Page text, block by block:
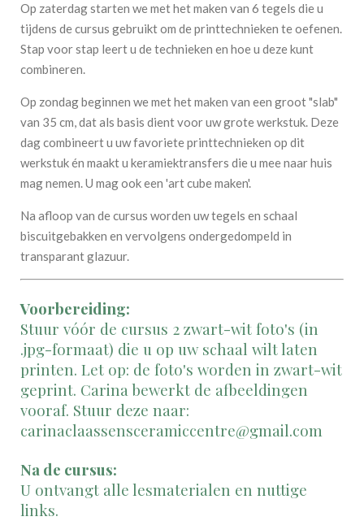
Op zaterdag starten we met het maken van 6 tegels die u
tijdens de cursus gebruikt om de printtechnieken te oefenen.
Stap voor stap leert u de technieken en hoe u deze kunt
combineren.
Op zondag beginnen we met het maken van een groot "slab"
van 35 cm, dat als basis dient voor uw grote werkstuk. Deze
dag combineert u uw favoriete printtechnieken op dit
werkstuk én maakt u keramiektransfers die u mee naar huis
mag nemen. U mag ook een 'art cube maken'.
Na afloop van de cursus worden uw tegels en schaal
biscuitgebakken en vervolgens ondergedompeld in
transparant glazuur.
Voorbereiding:
Stuur vóór de cursus 2 zwart-wit foto's (in
.jpg-formaat) die u op uw schaal wilt laten
printen. Let op: de foto's worden in zwart-wit
geprint. Carina bewerkt de afbeeldingen
vooraf. Stuur deze naar:
carinaclaassensceramiccentre@gmail.com
Na de cursus:
U ontvangt alle lesmaterialen en nuttige
links.